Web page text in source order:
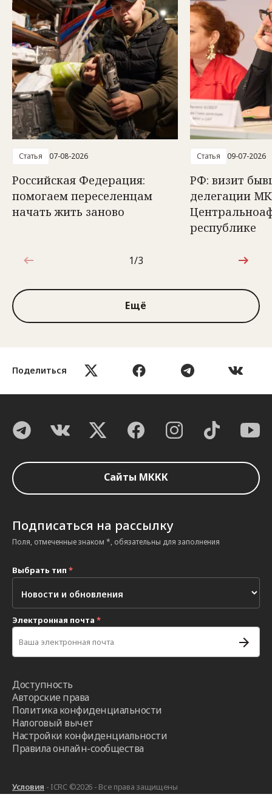
Поделиться
Статья 07-08-2026
Российская Федерация:
помогаем переселенцам
начать жить заново
Статья 09-07-2026
РФ: визит
делегации
республике
1 из 3
1/3
Ещё
Сайты МККК
Подписаться на рассылку
Поля, отмеченные знаком *, обязательны для заполнения
Выбрать тип *
Электронная почта *
Доступность
Авторские права
Политика конфиденциальности
Налоговый вычет
Настройки конфиденциальности
Правила онлайн-сообщества
Условия - ICRC ©2026 - Все права защищены